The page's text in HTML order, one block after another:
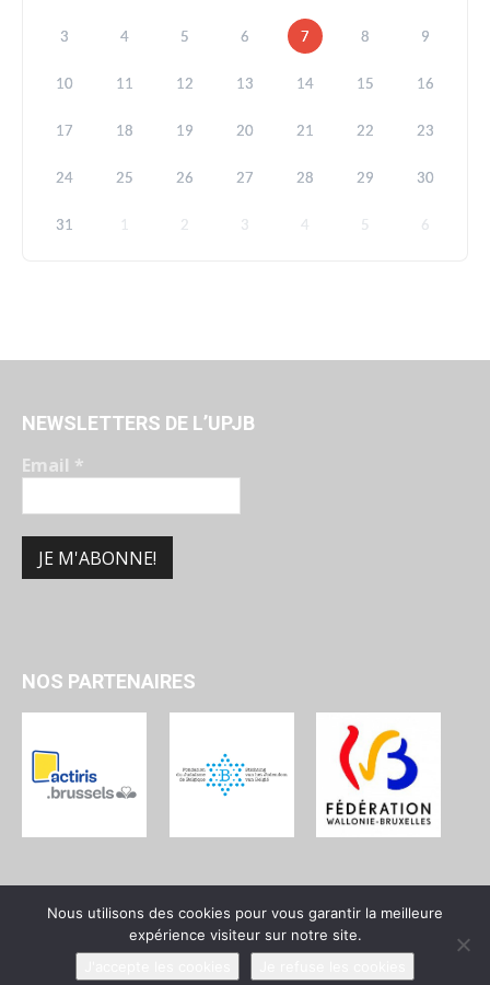
3 4 5 6 7 8 9
10 11 12 13 14 15 16
17 18 19 20 21 22 23
24 25 26 27 28 29 30
31 1 2 3 4 5 6
NEWSLETTERS DE L’UPJB
Email *
NOS PARTENAIRES
Qui sommes-nous ? Devenir membre Contact
© UPJB - Union des Progressistes Juifs de Belgique - 2025
Nous utilisons des cookies pour vous garantir la meilleure
expérience visiteur sur notre site.